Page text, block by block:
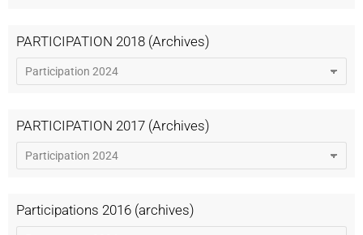
PARTICIPATION 2018 (Archives)
PARTICIPATION 2017 (Archives)
Participations 2016 (archives)